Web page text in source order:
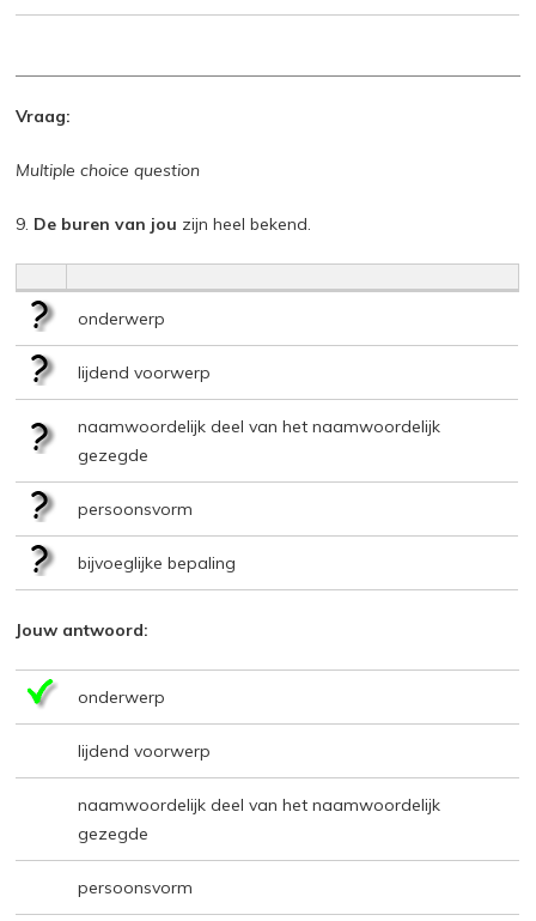
Vraag:
Multiple choice question
9. De buren van jou zijn heel bekend.
onderwerp
lijdend voorwerp
naamwoordelijk deel van het naamwoordelijk
gezegde
persoonsvorm
bijvoeglijke bepaling
Jouw antwoord:
onderwerp
lijdend voorwerp
naamwoordelijk deel van het naamwoordelijk
gezegde
persoonsvorm